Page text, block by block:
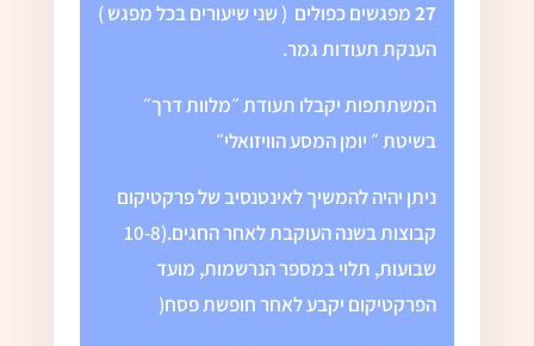
27מפגשים כפולים ( שני שיעורים בכל מפגש )
הענקת תעודות גמר.
המשתתפות יקבלו תעודת ״מלוות דרך״
בשיטת ״ יומן המסע הוויזואלי״
ניתן יהיה להמשיך לאינטנסיב של פרקטיקום
קבוצות בשנה העוקבת לאחר החגים.(10-8
שבועות, תלוי במספר הנרשמות, מועד
הפרקטיקום יקבע לאחר חופשת פסח(